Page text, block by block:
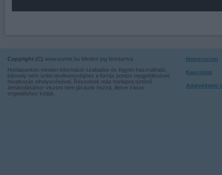
Copyright (C) www.eumet.hu Minden jog fenntartva.
Honlapunkon minden információ szabadon és ingyen használható,
bármely nem üzleti tevékenységhez a forrás pontos megjelölésével,
hivatkozás elhelyezésével. Részeinek más honlapra történő
átmásolásához viszont nem járulunk hozzá, illetve írásos
engedélyhez kötjük.
Impresszum
Kapcsolat
Adatvédelmi